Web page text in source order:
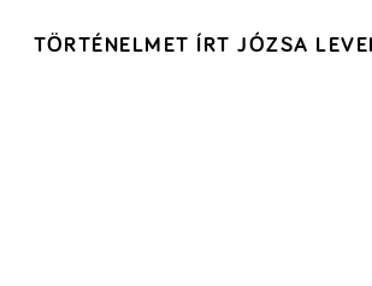
TÖRTÉNELMET ÍRT JÓZSA